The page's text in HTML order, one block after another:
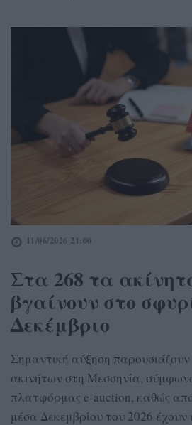
11/06/2026 21:00
Στα 268 τα
βγαίνουν στο
Δεκέμβριο
Σημαντική αύξηση παρουσιάζουν
ακινήτων στη Μεσσηνία,
πλατφόρμας e-auction, καθώς
μέσα Δεκεμβρίου του 2026 έχουν